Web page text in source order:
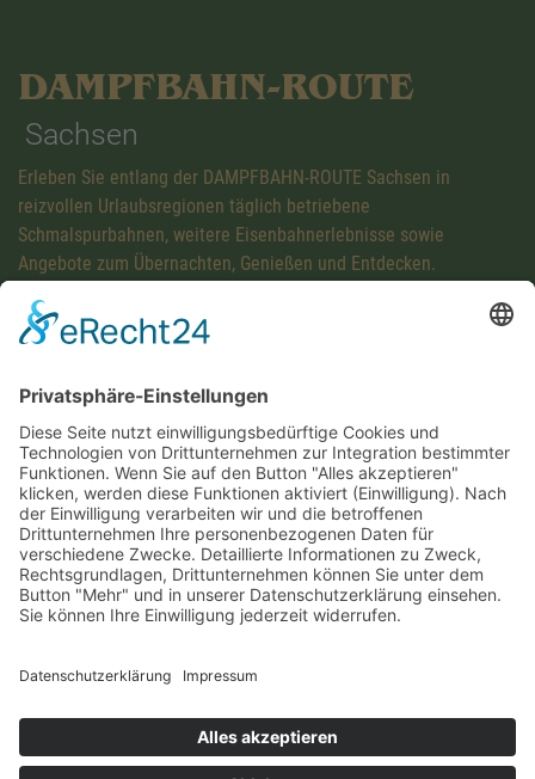
DAMPFBAHN-ROUTE
Sachsen
Erleben Sie entlang der DAMPFBAHN-ROUTE Sachsen in
reizvollen Urlaubsregionen täglich betriebene
Schmalspurbahnen, weitere Eisenbahnerlebnisse sowie
Angebote zum Übernachten, Genießen und Entdecken.
Diese Maßnahme wird mitfinanziert mit Steuermitteln auf
Grundlage des von den Abgeordneten des Sächsischen